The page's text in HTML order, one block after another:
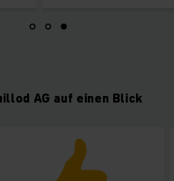
AG auf einen Blick